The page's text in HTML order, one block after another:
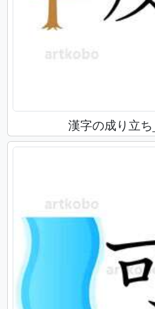
漢字の成り立